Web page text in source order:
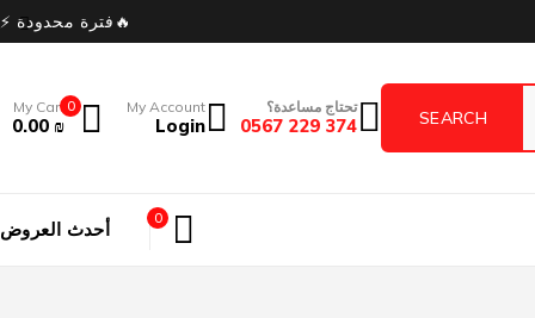
🔥فترة محدودة ⚡
تحتاج مساعدة؟
374 229 0567
My Account
Login
0
My Cart
0.00 ₪
0 أحدث العروض